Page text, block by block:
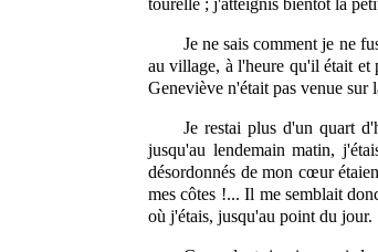
tourelle ; j'atteignis bientôt la
Je ne sais comment je ne
au village, à l'heure qu'il était
Geneviève n'était pas venue
Je restai plus d'un quart
jusqu'au lendemain matin,
désordonnés de mon cœur
mes côtes !... Il me semblait
où j'étais, jusqu'au point du jour.